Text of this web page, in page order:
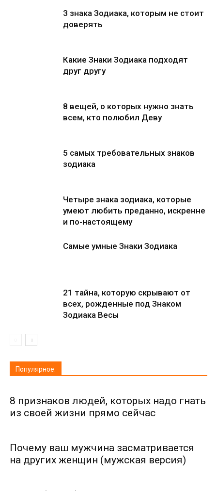
3 знака Зодиака, которым не стоит
доверять
Какие Знаки Зодиака подходят
друг другу
8 вещей, о которых нужно знать
всем, кто полюбил Деву
5 самых требовательных знаков
зодиака
Четыре знака зодиака, которые
умеют любить преданно, искренне
и по-настоящему
Самые умные Знаки Зодиака
21 тайна, которую скрывают от
всех, рожденные под Знаком
Зодиака Весы
Популярное:
8 признаков людей, которых надо гнать
из своей жизни прямо сейчас
Почему ваш мужчина засматривается
на других женщин (мужская версия)